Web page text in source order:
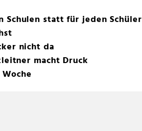
Schulen statt für jeden Schüler
nicht da
macht Druck